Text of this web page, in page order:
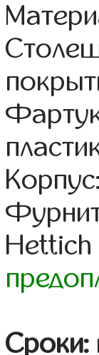
Hettich
Сроки: